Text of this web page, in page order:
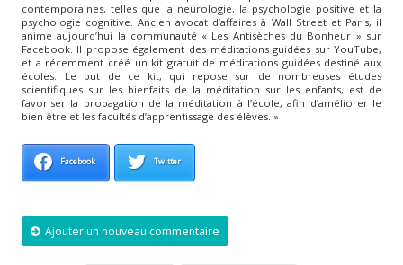
contemporaines, telles que la neurologie, la psychologie positive et la
psychologie cognitive. Ancien avocat d’affaires à Wall Street et Paris, il
anime aujourd’hui la communauté « Les Antisèches du Bonheur » sur
Facebook. Il propose également des méditations guidées sur YouTube,
et a récemment créé un kit gratuit de méditations guidées destiné aux
écoles. Le but de ce kit, qui repose sur de nombreuses études
scientifiques sur les bienfaits de la méditation sur les enfants, est de
favoriser la propagation de la méditation à l’école, afin d’améliorer le
bien être et les facultés d’apprentissage des élèves. »
Facebook Twitter
Ajouter un nouveau commentaire